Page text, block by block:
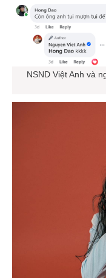
NSND Việt Anh và